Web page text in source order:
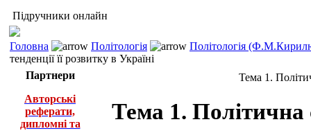
Підручники онлайн
Головна Політологія
Політологія
тенденції її розвитку в Україні
Партнери
Авторські
реферати,
дипломні та
Тема 1.
Тема 1. Політична